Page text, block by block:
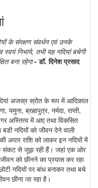
के संरक्षण संवर्धन एवं उनके
निभाये, तभी यह नदियां बचेगी
बना रहेगा- डॉ. दिनेश प्रसाद
अजस्र स्रोत के रूप में आदिकाल
यमुना, ब्रह्मपुत्र, नर्मदा, राप्ती,
अस्तित्व में आए तथा विकसित
नदियों को जीवन देने वाली
राशि को लाकर इन नदियों में
के संकट से जूझ रही हैं। जहां एक ओर
को छीनने का प्रयास कर रहा
नदियों पर बांध बनाकर तथा बचे
छीना जा रहा है।